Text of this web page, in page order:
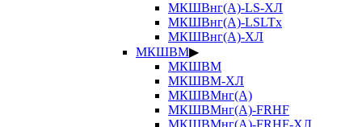
МКШВнг(А)-LS-ХЛ
МКШВнг(А)-LSLTx
МКШВнг(А)-ХЛ
МКШВМ▶
МКШВМ
МКШВМ-ХЛ
МКШВМнг(А)
МКШВМнг(А)-FRHF
МКШВМнг(А)-FRHF-ХЛ